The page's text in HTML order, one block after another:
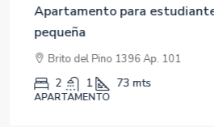
Apartamento para
pequeña
Brito del Pino 1396 Ap. 101
2 1 73 mts
APARTAMENTO